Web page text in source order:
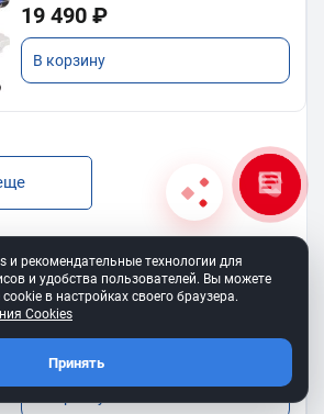
19 490 ₽
В корзину
BELMASH SS-400VS
Лобзиковый станок
и рекомендательные технологии для
и удобства пользователей. Вы можете
в настройках своего браузера.
Cookies
Принять